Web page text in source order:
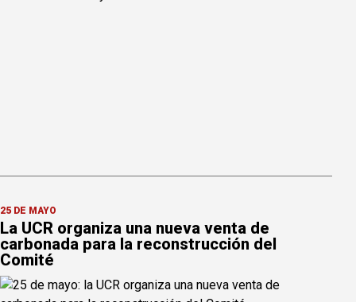
25 DE MAYO
La UCR organiza una nueva venta de
carbonada para la reconstrucción del
Comité